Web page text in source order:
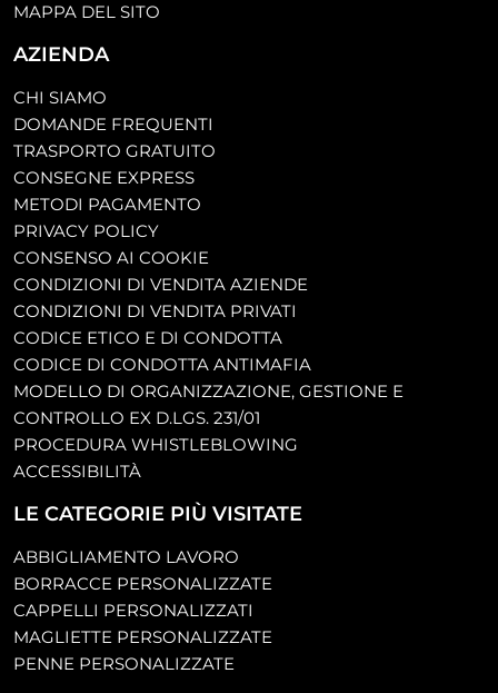
MAPPA DEL SITO
AZIENDA
CHI SIAMO
DOMANDE FREQUENTI
TRASPORTO GRATUITO
CONSEGNE EXPRESS
METODI PAGAMENTO
PRIVACY POLICY
CONSENSO AI COOKIE
CONDIZIONI DI VENDITA AZIENDE
CONDIZIONI DI VENDITA PRIVATI
CODICE ETICO E DI CONDOTTA
CODICE DI CONDOTTA ANTIMAFIA
MODELLO DI ORGANIZZAZIONE, GESTIONE E
CONTROLLO EX D.LGS. 231/01
PROCEDURA WHISTLEBLOWING
ACCESSIBILITÀ
LE CATEGORIE PIÙ VISITATE
ABBIGLIAMENTO LAVORO
BORRACCE PERSONALIZZATE
CAPPELLI PERSONALIZZATI
MAGLIETTE PERSONALIZZATE
PENNE PERSONALIZZATE